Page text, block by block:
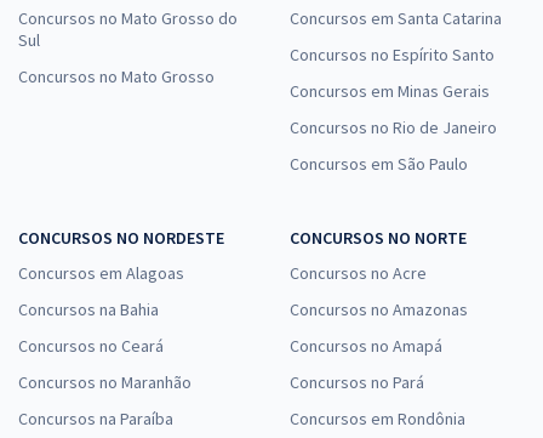
Concursos no Mato Grosso do
Sul
Concursos no Mato Grosso
Concursos em Santa Catarina
Concursos no Espírito Santo
Concursos em Minas Gerais
Concursos no Rio de Janeiro
Concursos em São Paulo
CONCURSOS NO NORDESTE
Concursos em Alagoas
Concursos na Bahia
Concursos no Ceará
Concursos no Maranhão
Concursos na Paraíba
CONCURSOS NO NORTE
Concursos no Acre
Concursos no Amazonas
Concursos no Amapá
Concursos no Pará
Concursos em Rondônia